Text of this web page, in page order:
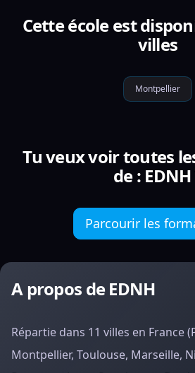
Cette école est
villes
Montpellier
Tu veux voir toutes
de : EDNH
Parcourir les
A propos de EDNH
Répartie dans 11 villes en France
Montpellier, Toulouse, Marseille,